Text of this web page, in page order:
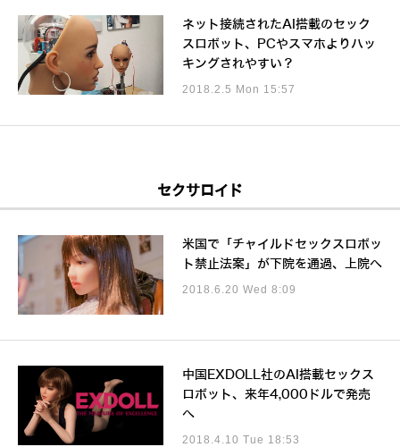
ネット接続されたAI搭載のセック
スロボット、PCやスマホよりハッ
キングされやすい？
2018.2.5 Mon 15:57
セクサロイド
米国で「チャイルドセックスロボッ
ト禁止法案」が下院を通過、上院へ
2018.6.20 Wed 8:09
中国EXDOLL社のAI搭載セックス
ロボット、来年4,000ドルで発売
へ
2018.4.10 Tue 18:53